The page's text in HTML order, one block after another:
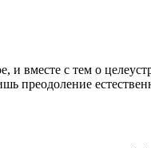
вместе с тем о
преодоление